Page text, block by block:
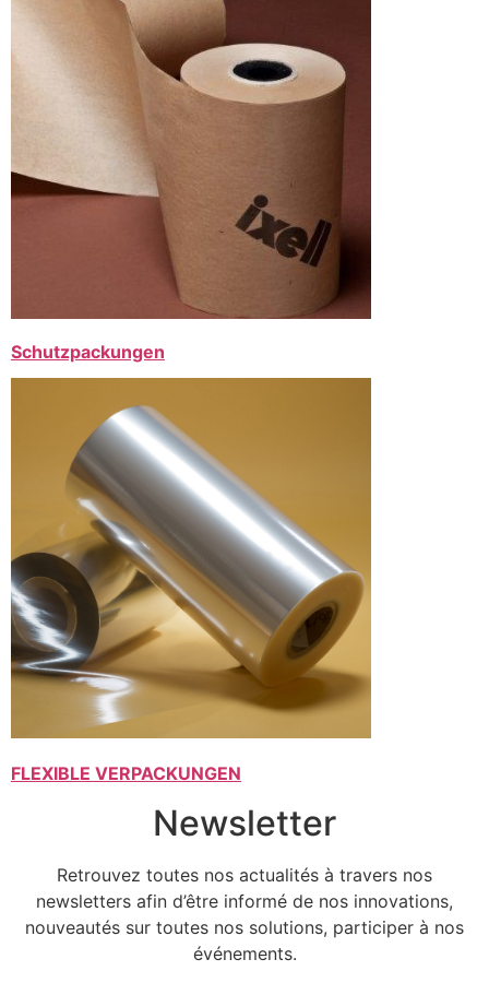
Schutzpackungen
FLEXIBLE VERPACKUNGEN
Newsletter
Retrouvez toutes nos actualités à travers nos
newsletters afin d’être informé de nos innovations,
nouveautés sur toutes nos solutions, participer à nos
événements.